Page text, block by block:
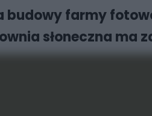
budowy farmy
słoneczna ma